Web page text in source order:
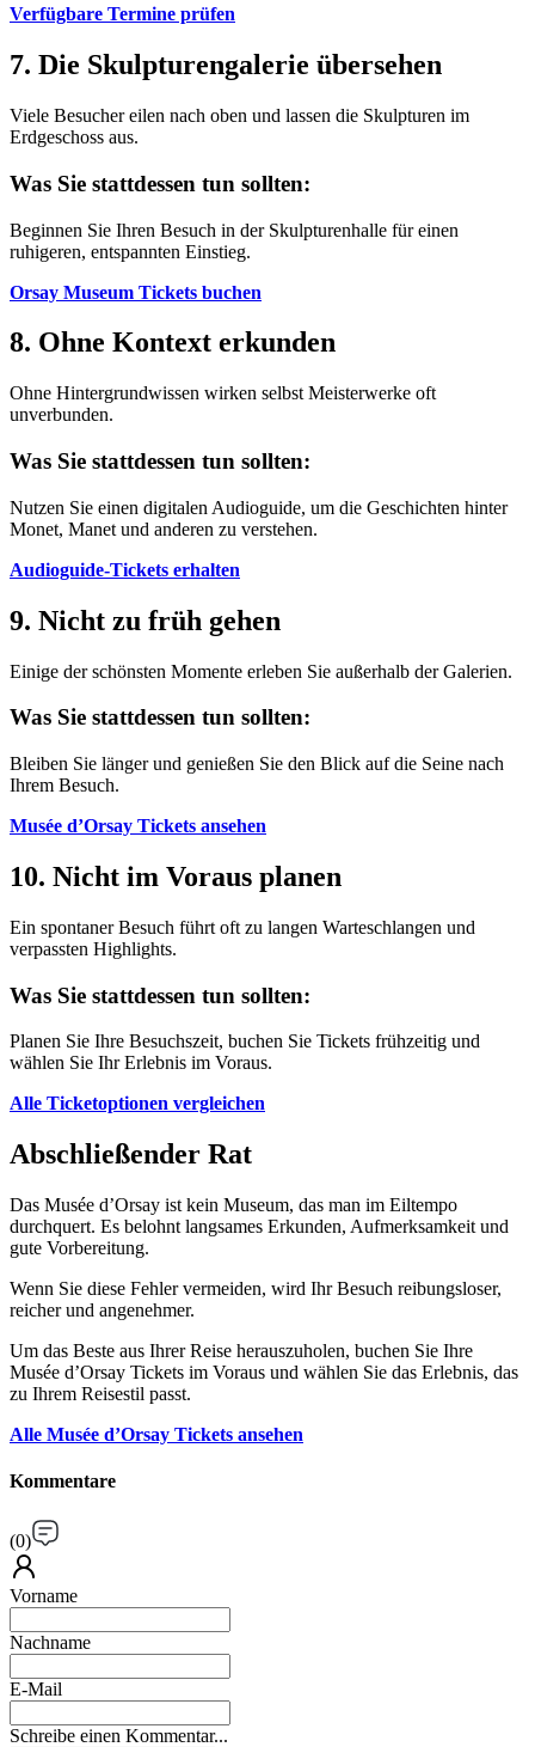
Verfügbare Termine prüfen
7. Die Skulpturengalerie übersehen
Viele Besucher eilen nach oben und lassen die Skulpturen im
Erdgeschoss aus.
Was Sie stattdessen tun sollten:
Beginnen Sie Ihren Besuch in der Skulpturenhalle für einen
ruhigeren, entspannten Einstieg.
Orsay Museum Tickets buchen
8. Ohne Kontext erkunden
Ohne Hintergrundwissen wirken selbst Meisterwerke oft
unverbunden.
Was Sie stattdessen tun sollten:
Nutzen Sie einen digitalen Audioguide, um die Geschichten hinter
Monet, Manet und anderen zu verstehen.
Audioguide-Tickets erhalten
9. Nicht zu früh gehen
Einige der schönsten Momente erleben Sie außerhalb der Galerien.
Was Sie stattdessen tun sollten:
Bleiben Sie länger und genießen Sie den Blick auf die Seine nach
Ihrem Besuch.
Musée d’Orsay Tickets ansehen
10. Nicht im Voraus planen
Ein spontaner Besuch führt oft zu langen Warteschlangen und
verpassten Highlights.
Was Sie stattdessen tun sollten:
Planen Sie Ihre Besuchszeit, buchen Sie Tickets frühzeitig und
wählen Sie Ihr Erlebnis im Voraus.
Alle Ticketoptionen vergleichen
Abschließender Rat
Das Musée d’Orsay ist kein Museum, das man im Eiltempo
durchquert. Es belohnt langsames Erkunden, Aufmerksamkeit und
gute Vorbereitung.
Wenn Sie diese Fehler vermeiden, wird Ihr Besuch reibungsloser,
reicher und angenehmer.
Um das Beste aus Ihrer Reise herauszuholen, buchen Sie Ihre
Musée d’Orsay Tickets im Voraus und wählen Sie das Erlebnis, das
zu Ihrem Reisestil passt.
Alle Musée d’Orsay Tickets ansehen
Kommentare
(0)
Vorname
Nachname
E-Mail
Schreibe einen Kommentar...